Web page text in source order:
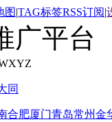
图|TAG标签RSS订阅|
广平台
同
合肥厦门青岛常州金